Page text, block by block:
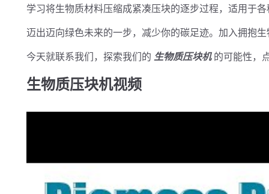
学习将生物质材料压缩成紧凑压块的逐步过程，适用于
迈出迈向绿色未来的一步，减少你的碳足迹。加入拥抱
今天就联系我们，探索我们的 生物质压块机的可能性，
生物质压块机视频